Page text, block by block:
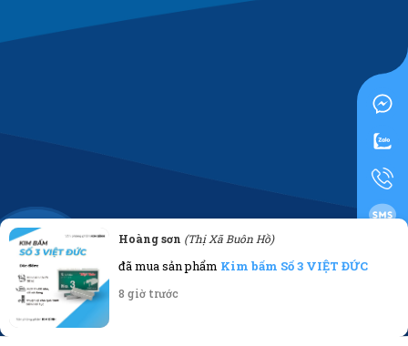
0919955500
Hoàng sơn (Thị Xã Buôn Hồ)
đã mua sản phẩm Kim bấm Số 3 VIỆT ĐỨC
8 giờ trước